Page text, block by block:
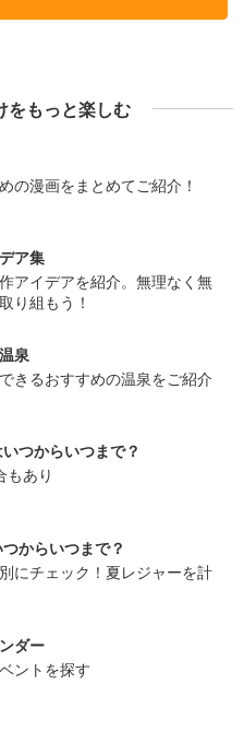
をもっと楽しむ
の漫画をまとめてご紹介！
ア集
アイデアを紹介。無理なく無
り組もう！
泉
きるおすすめの温泉をご紹介
つからいつまで？
もあり
からいつまで？
にチェック！夏レジャーを計
ダー
ントを探す